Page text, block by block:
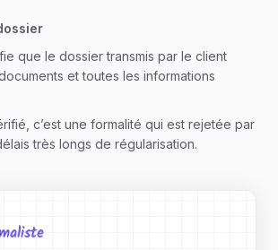
que le dossier transmis par le client
et toutes les informations
c’est une formalité qui est rejetée par
très longs de régularisation.